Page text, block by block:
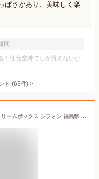
ぱさがあり、美味しく楽
問
！仙台空港でしか買えないな
ト (63件) >
クリームBOXシフォン（20個入) クリームボックス シフォン 福島県 郡山市 のご当地パンをイメージしました!!個包装になっているのでお土産にも喜ばれます！まざっせこらっせ 福島 ふくしま こおりやま お土産 郡山銘販 マザッセコラッセ